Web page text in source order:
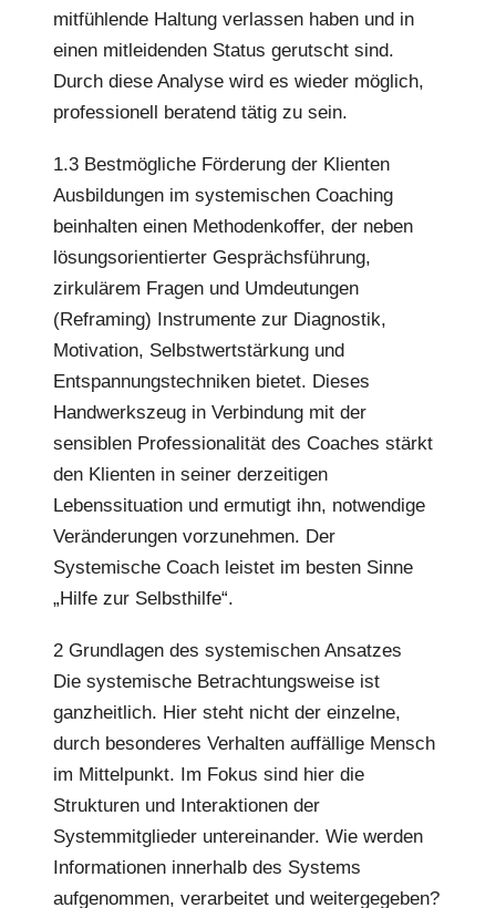
mitfühlende Haltung verlassen haben und in
einen mitleidenden Status gerutscht sind.
Durch diese Analyse wird es wieder möglich,
professionell beratend tätig zu sein.
1.3 Bestmögliche Förderung der Klienten
Ausbildungen im systemischen Coaching
beinhalten einen Methodenkoffer, der neben
lösungsorientierter Gesprächsführung,
zirkulärem Fragen und Umdeutungen
(Reframing) Instrumente zur Diagnostik,
Motivation, Selbstwertstärkung und
Entspannungstechniken bietet. Dieses
Handwerkszeug in Verbindung mit der
sensiblen Professionalität des Coaches stärkt
den Klienten in seiner derzeitigen
Lebenssituation und ermutigt ihn, notwendige
Veränderungen vorzunehmen. Der
Systemische Coach leistet im besten Sinne
„Hilfe zur Selbsthilfe“.
2 Grundlagen des systemischen Ansatzes
Die systemische Betrachtungsweise ist
ganzheitlich. Hier steht nicht der einzelne,
durch besonderes Verhalten auffällige Mensch
im Mittelpunkt. Im Fokus sind hier die
Strukturen und Interaktionen der
Systemmitglieder untereinander. Wie werden
Informationen innerhalb des Systems
aufgenommen, verarbeitet und weitergegeben?